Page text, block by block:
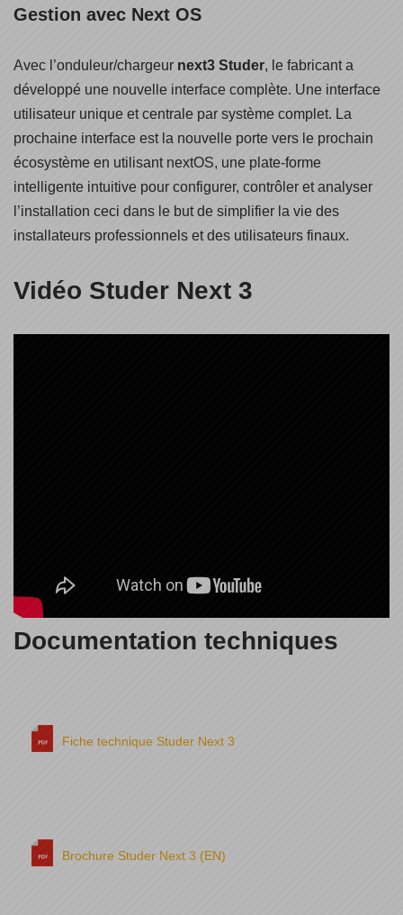
Gestion avec Next OS
Avec l’onduleur/chargeur next3 Studer, le fabricant a
développé une nouvelle interface complète. Une interface
utilisateur unique et centrale par système complet. La
prochaine interface est la nouvelle porte vers le prochain
écosystème en utilisant nextOS, une plate-forme
intelligente intuitive pour configurer, contrôler et analyser
l’installation ceci dans le but de simplifier la vie des
installateurs professionnels et des utilisateurs finaux.
Vidéo Studer Next 3
Documentation techniques
Fiche technique Studer Next 3
Brochure Studer Next 3 (EN)